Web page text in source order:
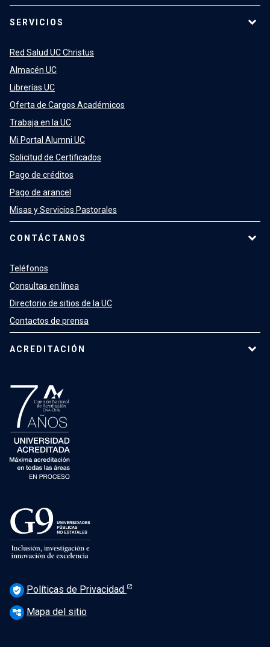
SERVICIOS
Red Salud UC Christus
Almacén UC
Librerías UC
Oferta de Cargos Académicos
Trabaja en la UC
Mi Portal Alumni UC
Solicitud de Certificados
Pago de créditos
Pago de arancel
Misas y Servicios Pastorales
CONTÁCTANOS
Teléfonos
Consultas en línea
Directorio de sitios de la UC
Contactos de prensa
ACREDITACIÓN
verified_user Políticas de Privacidad
account_tree Mapa del sitio